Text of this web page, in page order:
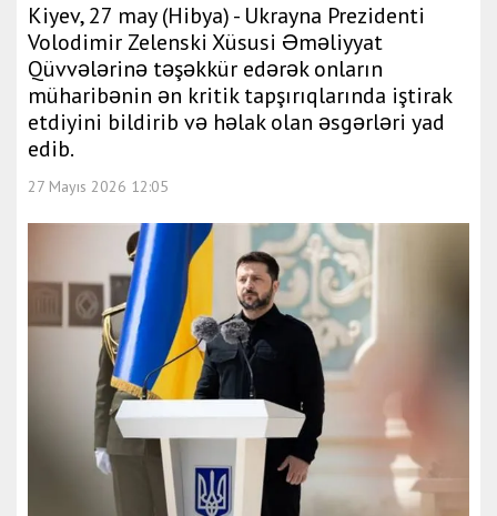
Kiyev, 27 may (Hibya) - Ukrayna Prezidenti
Volodimir Zelenski Xüsusi Əməliyyat
Qüvvələrinə təşəkkür edərək onların
müharibənin ən kritik tapşırıqlarında iştirak
etdiyini bildirib və həlak olan əsgərləri yad
edib.
27 Mayıs 2026 12:05